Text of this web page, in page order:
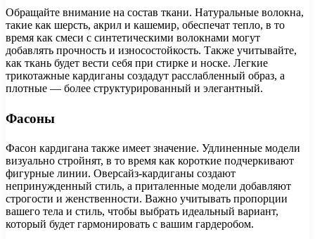
Обращайте внимание на состав ткани. Натуральные волокна,
такие как шерсть, акрил и кашемир, обеспечат тепло, в то
время как смеси с синтетическими волокнами могут
добавлять прочность и износостойкость. Также учитывайте,
как ткань будет вести себя при стирке и носке. Легкие
трикотажные кардиганы создадут расслабленный образ, а
плотные — более структурированный и элегантный.
Фасоны
Фасон кардигана также имеет значение. Удлиненные модели
визуально стройнят, в то время как короткие подчеркивают
фигурные линии. Оверсайз-кардиганы создают
непринужденный стиль, а приталенные модели добавляют
строгости и женственности. Важно учитывать пропорции
вашего тела и стиль, чтобы выбрать идеальный вариант,
который будет гармонировать с вашим гардеробом.